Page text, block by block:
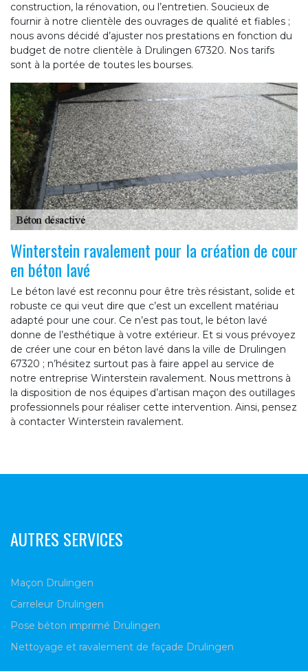
construction, la rénovation, ou l’entretien. Soucieux de
fournir à notre clientèle des ouvrages de qualité et fiables ;
nous avons décidé d’ajuster nos prestations en fonction du
budget de notre clientèle à Drulingen 67320. Nos tarifs
sont à la portée de toutes les bourses.
Winterstein ravalement pour la création de cour
en béton lavé
Le béton lavé est reconnu pour être très résistant, solide et
robuste ce qui veut dire que c’est un excellent matériau
adapté pour une cour. Ce n’est pas tout, le béton lavé
donne de l’esthétique à votre extérieur. Et si vous prévoyez
de créer une cour en béton lavé dans la ville de Drulingen
67320 ; n’hésitez surtout pas à faire appel au service de
notre entreprise Winterstein ravalement. Nous mettrons à
la disposition de nos équipes d’artisan maçon des outillages
professionnels pour réaliser cette intervention. Ainsi, pensez
à contacter Winterstein ravalement.
AUTRES SERVICES
Maçon Drulingen
Carreleur Drulingen
Pose béton imprimé Drulingen
Nettoyage et ravalement de façade Drulingen